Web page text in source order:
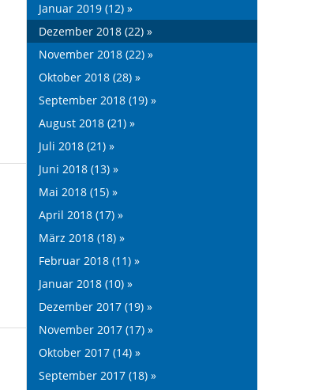
Januar 2019 (12) »
Dezember 2018 (22) »
November 2018 (22) »
Oktober 2018 (28) »
September 2018 (19) »
August 2018 (21) »
Juli 2018 (21) »
Juni 2018 (13) »
Mai 2018 (15) »
April 2018 (17) »
März 2018 (18) »
Februar 2018 (11) »
Januar 2018 (10) »
Dezember 2017 (19) »
November 2017 (17) »
Oktober 2017 (14) »
September 2017 (18) »